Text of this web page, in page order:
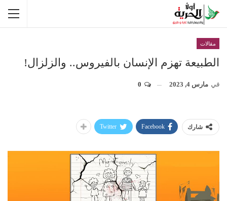
مقالات
الطبيعة تهزم الإنسان بالفيروس.. والزلزال!
في مارس 4, 2023
شارك Facebook
Twitter